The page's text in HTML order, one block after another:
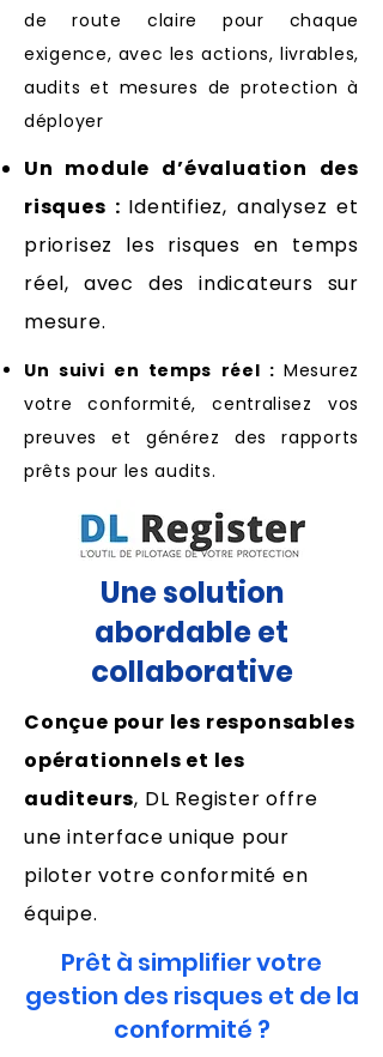
de route claire pour chaque
exigence, avec les actions, livrables,
audits et mesures de protection à
déployer
Un module d’évaluation des
risques : Identifiez, analysez et
priorisez les risques en temps
réel, avec des indicateurs sur
mesure.
Un suivi en temps réel :Mesurez
votre conformité, centralisez vos
preuves et générez des rapports
prêts pour les audits.
Une solution
abordable et
collaborative
Conçue pour les responsables
opérationnels et les
auditeurs, DL Register offre
une interface unique pour
piloter votre conformité en
équipe.
Prêt à simplifier votre
gestion des risques et de la
conformité ?